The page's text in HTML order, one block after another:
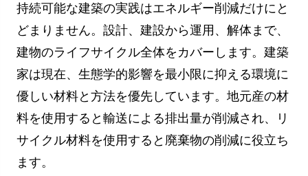
持続可能な建築の実践はエネルギー削減だけにと
どまりません。設計、建設から運用、解体まで、
建物のライフサイクル全体をカバーします。建築
家は現在、生態学的影響を最小限に抑える環境に
優しい材料と方法を優先しています。地元産の材
料を使用すると輸送による排出量が削減され、リ
サイクル材料を使用すると廃棄物の削減に役立ち
ます。